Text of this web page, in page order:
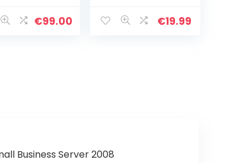
–
€99.00
License Key by
€19.99
Business Server 2008